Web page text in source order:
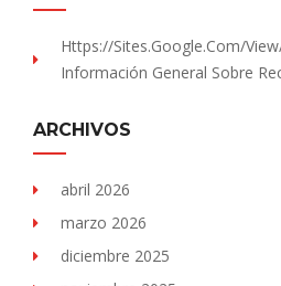
Https://sites.Google.com/
Información General Sobre
ARCHIVOS
abril 2026
marzo 2026
diciembre 2025